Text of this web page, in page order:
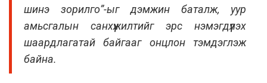
шинэ зорилго”-ыг дэмжин баталж, уур
амьсгалын санхүүжилтийг эрс нэмэгдүүлэх
шаардлагатай байгааг онцлон тэмдэглэж
байна.